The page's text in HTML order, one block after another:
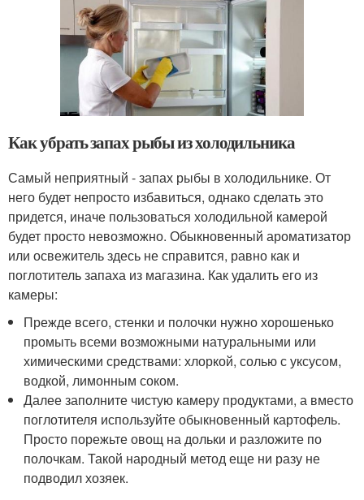
Как убрать запах рыбы из холодильника
Самый неприятный - запах рыбы в холодильнике. От
него будет непросто избавиться, однако сделать это
придется, иначе пользоваться холодильной камерой
будет просто невозможно. Обыкновенный ароматизатор
или освежитель здесь не справится, равно как и
поглотитель запаха из магазина. Как удалить его из
камеры:
Прежде всего, стенки и полочки нужно хорошенько
промыть всеми возможными натуральными или
химическими средствами: хлоркой, солью с уксусом,
водкой, лимонным соком.
Далее заполните чистую камеру продуктами, а вместо
поглотителя используйте обыкновенный картофель.
Просто порежьте овощ на дольки и разложите по
полочкам. Такой народный метод еще ни разу не
подводил хозяек.